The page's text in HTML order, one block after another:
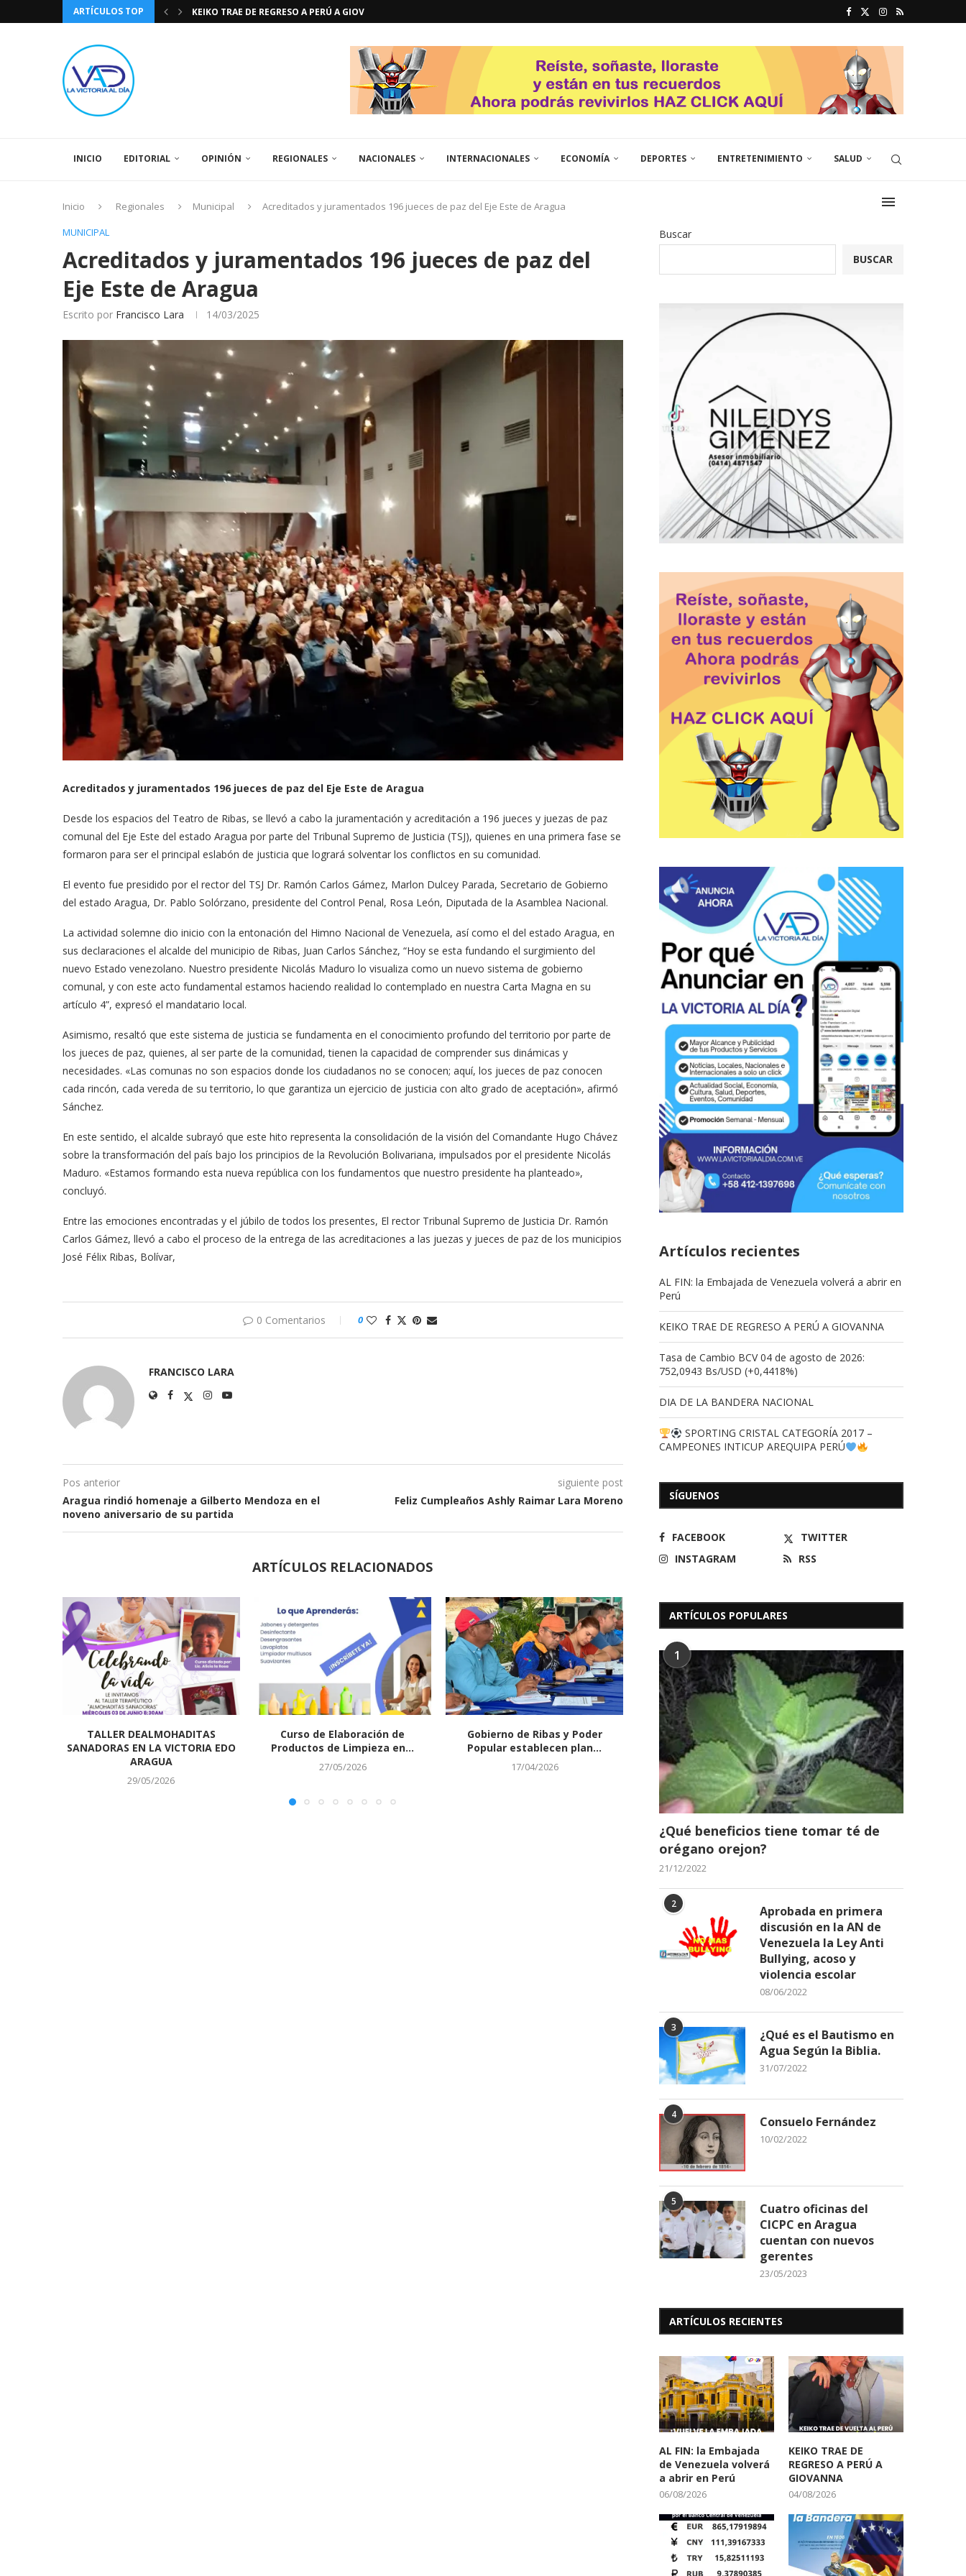
ARTÍCULOS TOP
TASA DE CAMBIO BCV 04 DE AGOSTO DE...
INICIO EDITORIAL OPINIÓN REGIONALES NACIONALES INTERNACIONALES ECONOMÍA DEPORTES ENTRETENIMIENTO SALUD
Inicio Regionales Municipal
Acreditados y juramentados 196 jueces de paz del Eje Este de Aragua
MUNICIPAL
Acreditados y juramentados 196 jueces de paz del
Eje Este de Aragua
Escrito por Francisco Lara 14/03/2025
Acreditados y juramentados 196 jueces de paz del Eje Este de Aragua
Desde los espacios del Teatro de Ribas, se llevó a cabo la juramentación y acreditación a 196 jueces y juezas de paz
comunal del Eje Este del estado Aragua por parte del Tribunal Supremo de Justicia (TSJ), quienes en una primera fase se
formaron para ser el principal eslabón de justicia que logrará solventar los conflictos en su comunidad.
El evento fue presidido por el rector del TSJ Dr. Ramón Carlos Gámez, Marlon Dulcey Parada, Secretario de Gobierno
del estado Aragua, Dr. Pablo Solórzano, presidente del Control Penal, Rosa León, Diputada de la Asamblea Nacional.
La actividad solemne dio inicio con la entonación del Himno Nacional de Venezuela, así como el del estado Aragua, en
sus declaraciones el alcalde del municipio de Ribas, Juan Carlos Sánchez, “Hoy se esta fundando el surgimiento del
nuevo Estado venezolano. Nuestro presidente Nicolás Maduro lo visualiza como un nuevo sistema de gobierno
comunal, y con este acto fundamental estamos haciendo realidad lo contemplado en nuestra Carta Magna en su
artículo 4”, expresó el mandatario local.
Asimismo, resaltó que este sistema de justicia se fundamenta en el conocimiento profundo del territorio por parte de
los jueces de paz, quienes, al ser parte de la comunidad, tienen la capacidad de comprender sus dinámicas y
necesidades. «Las comunas no son espacios donde los ciudadanos no se conocen; aquí, los jueces de paz conocen
cada rincón, cada vereda de su territorio, lo que garantiza un ejercicio de justicia con alto grado de aceptación», afirmó
Sánchez.
En este sentido, el alcalde subrayó que este hito representa la consolidación de la visión del Comandante Hugo Chávez
sobre la transformación del país bajo los principios de la Revolución Bolivariana, impulsados por el presidente Nicolás
Maduro. «Estamos formando esta nueva república con los fundamentos que nuestro presidente ha planteado»,
concluyó.
Entre las emociones encontradas y el júbilo de todos los presentes, El rector Tribunal Supremo de Justicia Dr. Ramón
Carlos Gámez, llevó a cabo el proceso de la entrega de las acreditaciones a las juezas y jueces de paz de los municipios
José Félix Ribas, Bolívar,
0 Comentarios 0
FRANCISCO LARA
Pos anterior
Aragua rindió homenaje a Gilberto Mendoza en el
noveno aniversario de su partida
siguiente post
Feliz Cumpleaños Ashly Raimar Lara Moreno
ARTÍCULOS RELACIONADOS
TALLER DEALMOHADITAS
SANADORAS EN LA VICTORIA EDO
ARAGUA
29/05/2026
Curso de Elaboración de
Productos de Limpieza en...
27/05/2026
Gobierno de Ribas y Poder
Popular establecen plan...
17/04/2026
Alcalde de Ribas sostuvo
encuentro estratégico con
coordinadores...
11/04/2026
EL CONSEJO ÚLTIMA
PARA CORONAR A
11/04/2026
Buscar
BUSCAR
Artículos recientes
AL FIN: la Embajada de Venezuela volverá a abrir en
Perú
KEIKO TRAE DE REGRESO A PERÚ A GIOVANNA
Tasa de Cambio BCV 04 de agosto de 2026:
752,0943 Bs/USD (+0,4418%)
DIA DE LA BANDERA NACIONAL
SPORTING CRISTAL CATEGORÍA 2017 –
CAMPEONES INTICUP AREQUIPA PERÚ
SÍGUENOS
FACEBOOK
TWITTER
INSTAGRAM
RSS
ARTÍCULOS POPULARES
1
¿Qué beneficios tiene tomar té de
orégano orejon?
21/12/2022
2
Aprobada en primera
discusión en la AN de
Venezuela la Ley Anti
Bullying, acoso y
violencia escolar
08/06/2022
3
¿Qué es el Bautismo en
Agua Según la Biblia.
31/07/2022
4 Consuelo Fernández
10/02/2022
5
Cuatro oficinas del
CICPC en Aragua
cuentan con nuevos
gerentes
23/05/2023
ARTÍCULOS RECIENTES
AL FIN: la Embajada
de Venezuela volverá
a abrir en Perú
06/08/2026
KEIKO TRAE DE
REGRESO A PERÚ A
GIOVANNA
04/08/2026